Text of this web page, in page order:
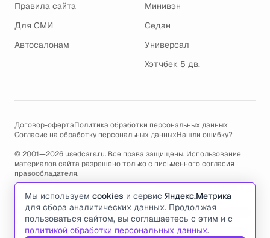
Правила сайта
Для СМИ
Автосалонам
Минивэн
Седан
Универсал
Хэтчбек 5 дв.
Договор-офертаПолитика обработки персональных данных
Согласие на обработку персональных данныхНашли ошибку?
© 2001—2026 usedcars.ru. Все права защищены. Использование
материалов сайта разрешено только с письменного согласия
правообладателя.
Пользуясь сайтом, вы соглашаетесь с использованием cookies и
политикой обработки персональных данных.
По всем вопросам связанным с работой сайта, ошибками, глюками
и проблемами обращайтесь по адресу электронной почты
support@usedcars.ruили пишите в телеграм@usedcarsru_support
Мы используем cookies и сервис Яндекс.Метрика
для сбора аналитических данных. Продолжая
пользоваться сайтом, вы соглашаетесь с этим и с
политикой обработки персональных данных.